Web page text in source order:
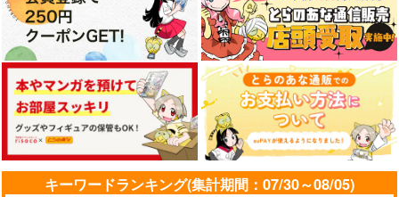
小エビの取扱説明書
N字路
2,672円（税込）
フロイド×女監督生
サンプル
作品詳細
らぶバ部
菜花ばたけ
787円（税込）
NRC生徒×女監督生
サンプル
作品詳細
Look at me!
ガロン_DECO
550円（税込）
マレウス×監督生
サンプル
作品詳細
キーワードランキング(集計期間：07/30～08/05)